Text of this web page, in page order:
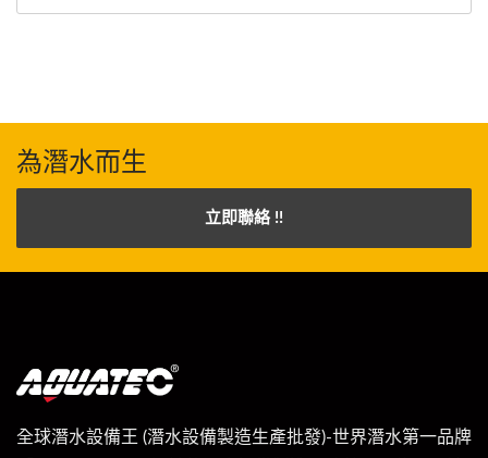
為潛水而生
立即聯絡 !!
全球潛水設備王 (潛水設備製造生產批發)-世界潛水第一品牌